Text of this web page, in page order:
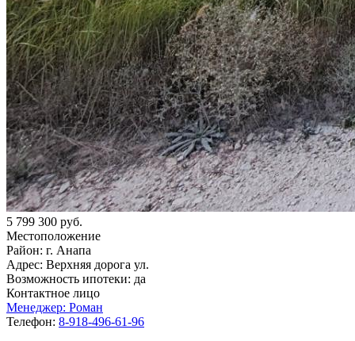
5 799 300 руб.
Местоположение
Район: г. Анапа
Адрес: Верхняя дорога ул.
Возможность ипотеки: да
Контактное лицо
Менеджер: Роман
Телефон: 8-918-496-61-96